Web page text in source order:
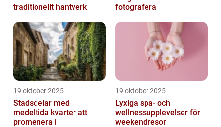
traditionellt hantverk
fotografera
19 oktober 2025
Stadsdelar med
medeltida kvarter att
promenera i
19 oktober 2025
Lyxiga spa- och
wellnessupplevelser för
weekendresor